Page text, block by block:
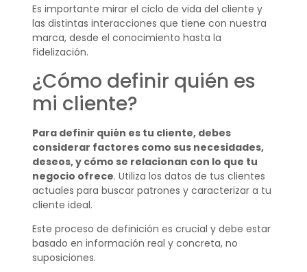
Es importante mirar el ciclo de vida del cliente y
las distintas interacciones que tiene con nuestra
marca, desde el conocimiento hasta la
fidelización.
¿Cómo definir quién es
mi cliente?
Para definir quién es tu cliente, debes
considerar factores como sus necesidades,
deseos, y cómo se relacionan con lo que tu
negocio ofrece. Utiliza los datos de tus clientes
actuales para buscar patrones y caracterizar a tu
cliente ideal.
Este proceso de definición es crucial y debe estar
basado en información real y concreta, no
suposiciones.